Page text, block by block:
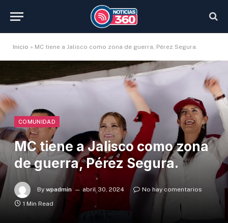
Inicio » MC tiene a Jalisco como zona de guerra, Pérez Segura.
COMUNIDAD
MC tiene a Jalisco como zona
de guerra, Pérez Segura.
By wpadmin abril 30, 2024
No hay comentarios
1 Min Read